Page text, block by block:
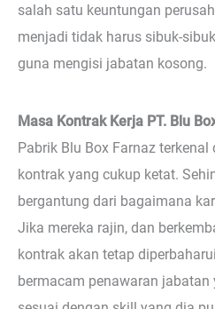
salah satu keuntungan
menjadi tidak harus sibuk-
guna mengisi jabatan kosong.
Masa Kontrak Kerja PT. Blu
Pabrik Blu Box Farnaz
kontrak yang cukup ketat.
bergantung dari bagaimana
Jika mereka rajin, dan
kontrak akan tetap
bermacam penawaran